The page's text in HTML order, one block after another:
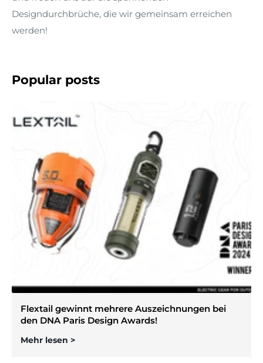
Designdurchbrüche, die wir gemeinsam erreichen
werden!
Popular posts
Flextail gewinnt mehrere Auszeichnungen bei
den DNA Paris Design Awards!
Mehr lesen >